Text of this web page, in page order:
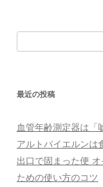
最近の投稿
血管年齢測定器は「
アルトバイエルンは
出口で固まった便
ための使い方のコツ